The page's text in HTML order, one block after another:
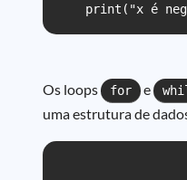
Os loops for e
uma estrutura de